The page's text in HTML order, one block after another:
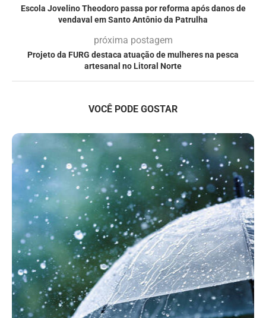
Escola Jovelino Theodoro passa por reforma após danos de
vendaval em Santo Antônio da Patrulha
próxima postagem
Projeto da FURG destaca atuação de mulheres na pesca
artesanal no Litoral Norte
VOCÊ PODE GOSTAR